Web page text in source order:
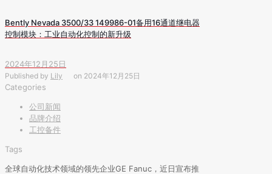
Bently Nevada 3500/33 149986-01备用16通道继电器
控制模块：工业自动化控制的新升级
2024年12月25日
Published by Lily on 2024年12月25日
Categories
公司新闻
品牌介绍
工控备件
Tags
全球自动化技术领域的领先企业GE Fanuc，近日宣布推